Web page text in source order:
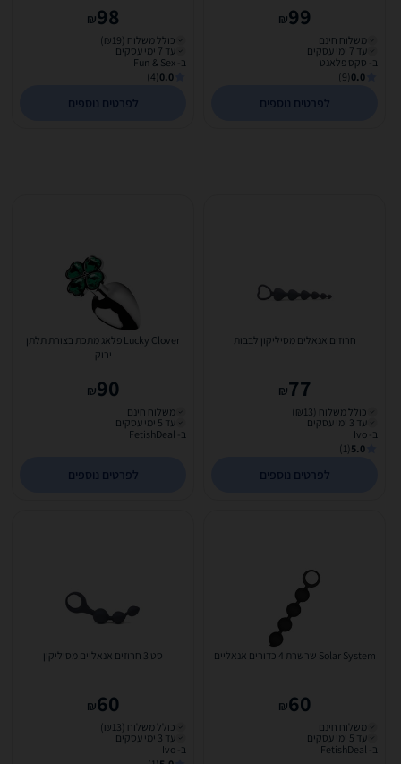
99
₪
משלוח חינם
עד 7 ימי עסקים
ב- סקס פלאנט
0.0
(9)
לפרטים נוספים
98
₪
כולל משלוח (₪19)
עד 7 ימי עסקים
ב- Fun & Sex
0.0
(4)
לפרטים נוספים
חרוזים אנאלים מסיליקון לבבות
77
₪
כולל משלוח (₪13)
עד 3 ימי עסקים
ב- Ivo
5.0
(1)
לפרטים נוספים
Lucky Clover פלאג מתכת בצורת תלתן
ירוק
90
₪
משלוח חינם
עד 5 ימי עסקים
ב- FetishDeal
לפרטים נוספים
Solar System שרשרת 4 כדורים אנאליים
60
₪
משלוח חינם
עד 5 ימי עסקים
ב- FetishDeal
סט 3 חרוזים אנאליים מסיליקון
60
₪
כולל משלוח (₪13)
עד 3 ימי עסקים
ב- Ivo